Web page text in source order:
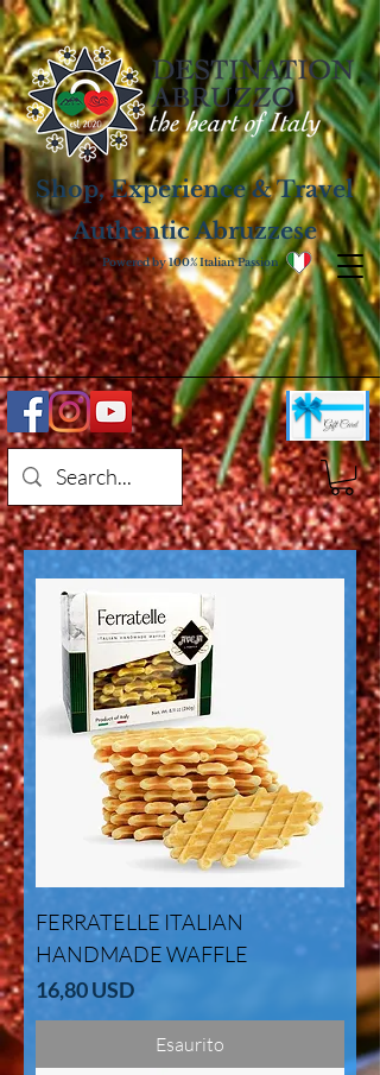
Shop, Experience & Travel
Authentic Abruzzese
Powered by 100% Italian Passion
FERRATELLE ITALIAN
HANDMADE WAFFLE
Prezzo
16,80 USD
Esaurito